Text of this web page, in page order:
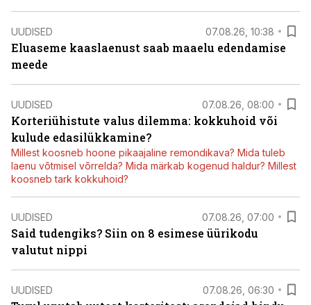
UUDISED 07.08.26, 10:38
Eluaseme kaaslaenust saab maaelu edendamise
meede
UUDISED 07.08.26, 08:00
Korteriühistute valus dilemma: kokkuhoid või
kulude edasilükkamine?
Millest koosneb hoone pikaajaline remondikava? Mida tuleb
laenu võtmisel võrrelda? Mida märkab kogenud haldur? Millest
koosneb tark kokkuhoid?
UUDISED 07.08.26, 07:00
Said tudengiks? Siin on 8 esimese üürikodu
valutut nippi
UUDISED 07.08.26, 06:30